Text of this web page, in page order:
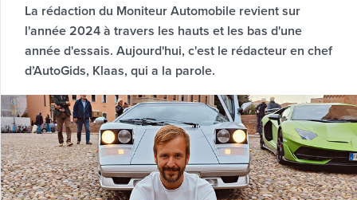
La rédaction du Moniteur Automobile revient sur
l'année 2024 à travers les hauts et les bas d'une
année d'essais. Aujourd'hui, c'est le rédacteur en chef
d’AutoGids, Klaas, qui a la parole.